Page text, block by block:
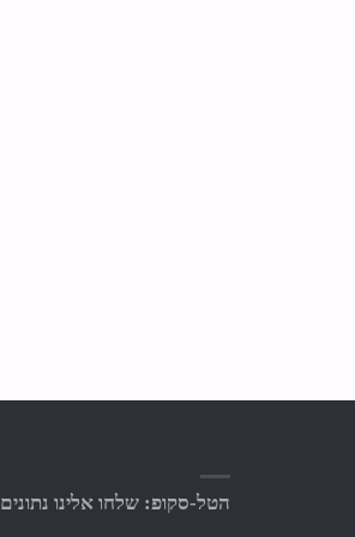
הטל-סקופ: שלחו אלינו נתונים